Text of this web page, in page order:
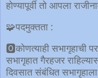
होण्यापूर्वी तो आपला
🧩पदमुक्तता :
🅾कोणत्याही सभागृहाची
सभागृहात गैरहजर
दिवसात संबंधित